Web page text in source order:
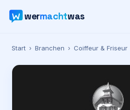
wermachtwas
Verzeichnis
Karte
Start › Branchen › Coiffeur & Friseur